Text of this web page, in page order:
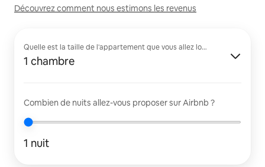
Découvrez comment nous estimons les revenus
Quelle est la taille de l'appartement que vous allez louer ?
1 chambre
Combien de nuits allez-vous proposer sur Airbnb ?
1 nuit